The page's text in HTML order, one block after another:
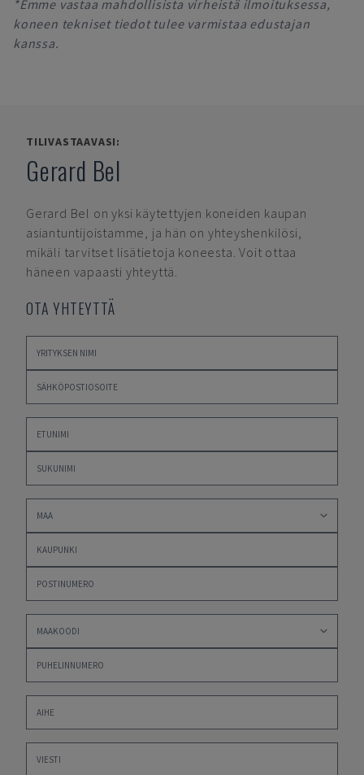
*Emme vastaa mahdollisista virheistä ilmoituksessa,
koneen tekniset tiedot tulee varmistaa edustajan
kanssa.
TILIVASTAAVASI:
Gerard Bel
Gerard Bel on yksi käytettyjen koneiden kaupan
asiantuntijoistamme, ja hän on yhteyshenkilösi,
mikäli tarvitset lisätietoja koneesta. Voit ottaa
häneen vapaasti yhteyttä.
OTA YHTEYTTÄ